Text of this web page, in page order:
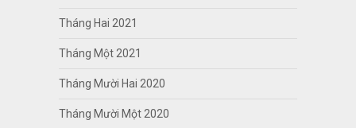
Tháng Hai 2021
Tháng Một 2021
Tháng Mười Hai 2020
Tháng Mười Một 2020